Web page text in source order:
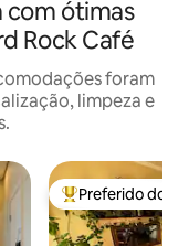
ótimas
Rock Café
foram
limpeza e
Entre os
Preferido dos